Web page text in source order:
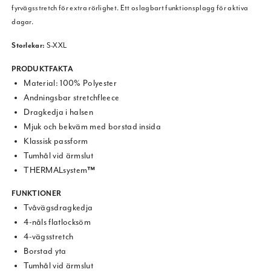
fyrvägsstretch för extra rörlighet. Ett oslagbart funktionsplagg för aktiva
dagar.
Storlekar: S-XXL
PRODUKTFAKTA
Material: 100% Polyester
Andningsbar stretchfleece
Dragkedja i halsen
Mjuk och bekväm med borstad insida
Klassisk passform
Tumhål vid ärmslut
THERMALsystem™
FUNKTIONER
Tvåvägsdragkedja
4-nåls flatlocksöm
4-vägsstretch
Borstad yta
Tumhål vid ärmslut